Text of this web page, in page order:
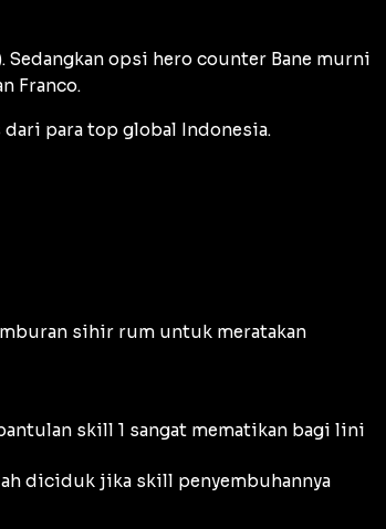
opsi hero counter Bane murni
Franco.
dari para top global Indonesia.
sihir rum untuk meratakan
skill 1 sangat mematikan bagi lini
diciduk jika skill penyembuhannya